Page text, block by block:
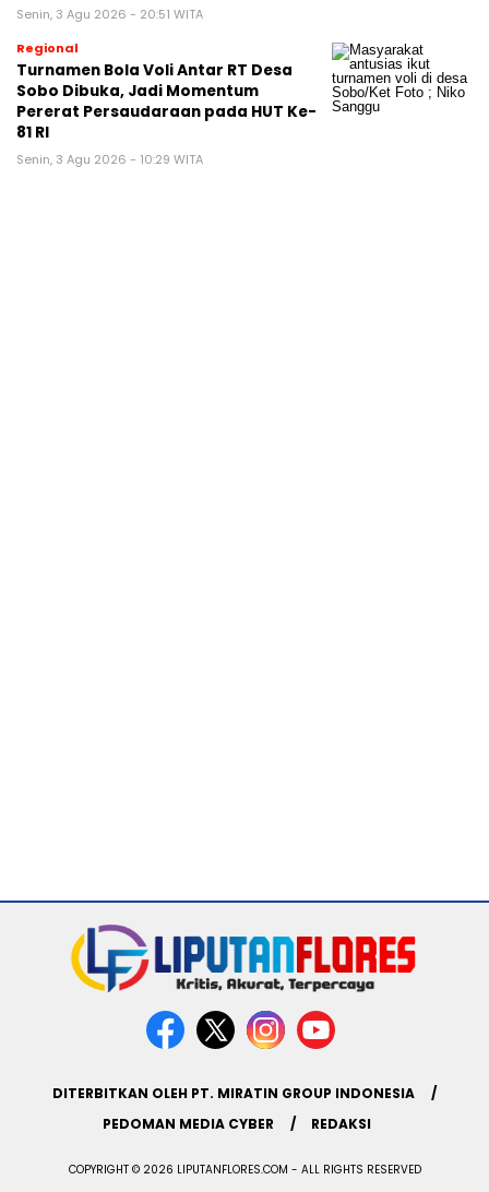
Senin, 3 Agu 2026 - 20:51 WITA
Regional
Turnamen Bola Voli Antar RT Desa
Sobo Dibuka, Jadi Momentum
Pererat Persaudaraan pada HUT Ke-
81 RI
Senin, 3 Agu 2026 - 10:29 WITA
DITERBITKAN OLEH PT. MIRATIN GROUP INDONESIA
PEDOMAN MEDIA CYBER
REDAKSI
COPYRIGHT © 2026 LIPUTANFLORES.COM - ALL RIGHTS RESERVED